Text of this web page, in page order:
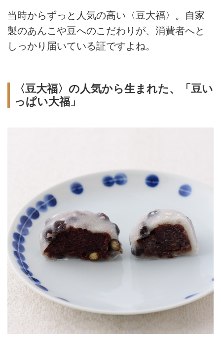
当時からずっと人気の高い〈豆大福〉。自家
製のあんこや豆へのこだわりが、消費者へと
しっかり届いている証ですよね。
〈豆大福〉の人気から生まれた、「豆い
っぱい大福」